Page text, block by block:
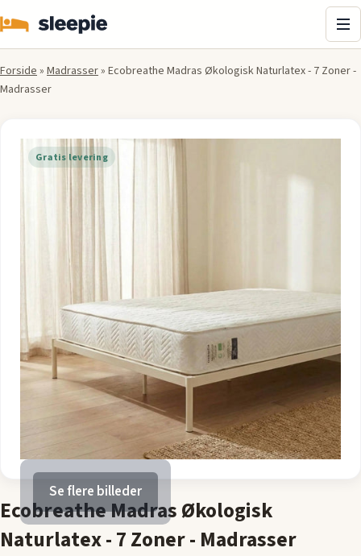
Forside» Madrasser» Ecobreathe Madras Økologisk Naturlatex - 7 Zoner -
Madrasser
Gratis levering
Se flere billeder
Ecobreathe Madras Økologisk
Naturlatex - 7 Zoner - Madrasser